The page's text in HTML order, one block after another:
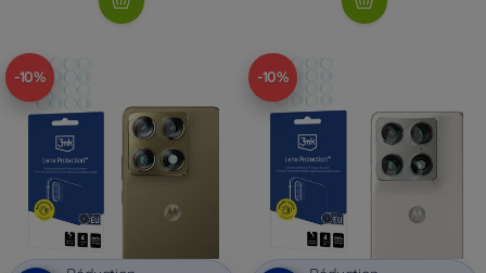
-10% -10%